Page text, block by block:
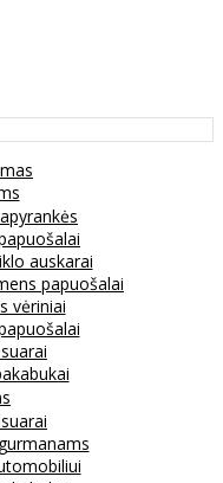
auskarai
papuošalai
vėriniai